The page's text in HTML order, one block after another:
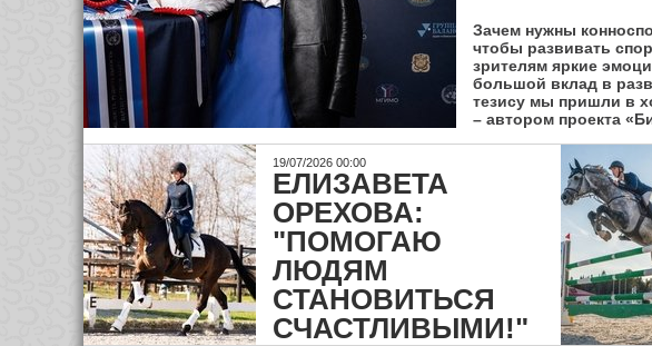
Зачем нужны
чтобы развивать
зрителям яркие
большой вклад в
тезису мы пришли в
– автором проекта
19/07/2026 00:00
ЕЛИЗАВЕТА
ОРЕХОВА:
"ПОМОГАЮ
ЛЮДЯМ
СТАНОВИТЬСЯ
СЧАСТЛИВЫМИ!"